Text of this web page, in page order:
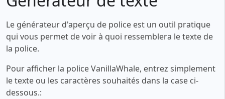
Le générateur d'aperçu de police est un outil pratique
qui vous permet de voir à quoi ressemblera le texte de
la police.
Pour afficher la police VanillaWhale, entrez simplement
le texte ou les caractères souhaités dans la case ci-
dessous.: